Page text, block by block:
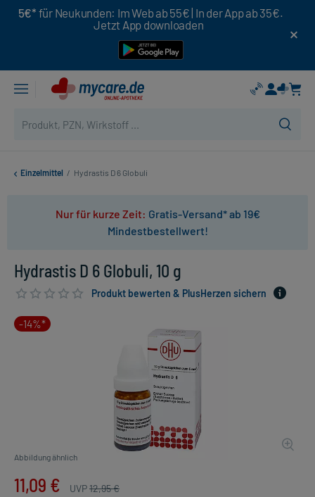
5€* für Neukunden: Im Web ab 55€ | In der App ab 35€.
Jetzt App downloaden
Einzelmittel / Hydrastis D 6 Globuli
Nur für kurze Zeit: Gratis-Versand* ab 19€
Mindestbestellwert!
Hydrastis D 6 Globuli, 10 g
Produkt bewerten & PlusHerzen sichern
-14%*
Abbildung ähnlich
11,09 € UVP12,95 €